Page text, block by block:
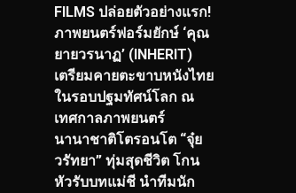
FILMS ปล่อยตัวอย่างแรก!
ภาพยนตร์ฟอร์มยักษ์ ‘คุณ
ยายวรนาฏ’ (INHERIT)
เตรียมคายตะขาบหนังไทย
ในรอบปฐมทัศน์โลก ณ
เทศกาลภาพยนตร์
นานาชาติโตรอนโต “จุ๋ย
วรัทยา” ทุ่มสุดชีวิต โกน
หัวรับบทแม่ชี นำทีมนัก